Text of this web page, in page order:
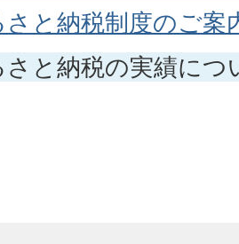
と納税制度のご案
と納税の実績につ